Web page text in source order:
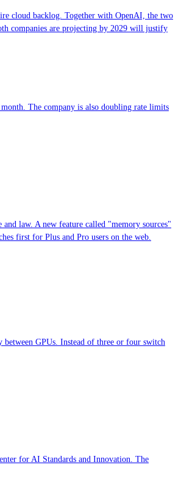
cloud backlog. Together with OpenAI, the two
companies are projecting by 2029 will justify
The company is also doubling rate limits
law. A new feature called "memory sources"
first for Plus and Pro users on the web.
GPUs. Instead of three or four switch
for AI Standards and Innovation. The